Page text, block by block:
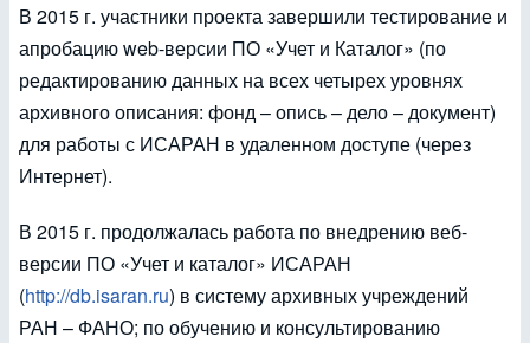
В 2015 г. участники проекта завершили тестирование и
апробацию web-версии ПО «Учет и Каталог» (по
редактированию данных на всех четырех уровнях
архивного описания: фонд – опись – дело – документ)
для работы с ИСАРАН в удаленном доступе (через
Интернет).
В 2015 г. продолжалась работа по внедрению веб-
версии ПО «Учет и каталог» ИСАРАН
(http://db.isaran.ru) в систему архивных учреждений
РАН – ФАНО; по обучению и консультированию